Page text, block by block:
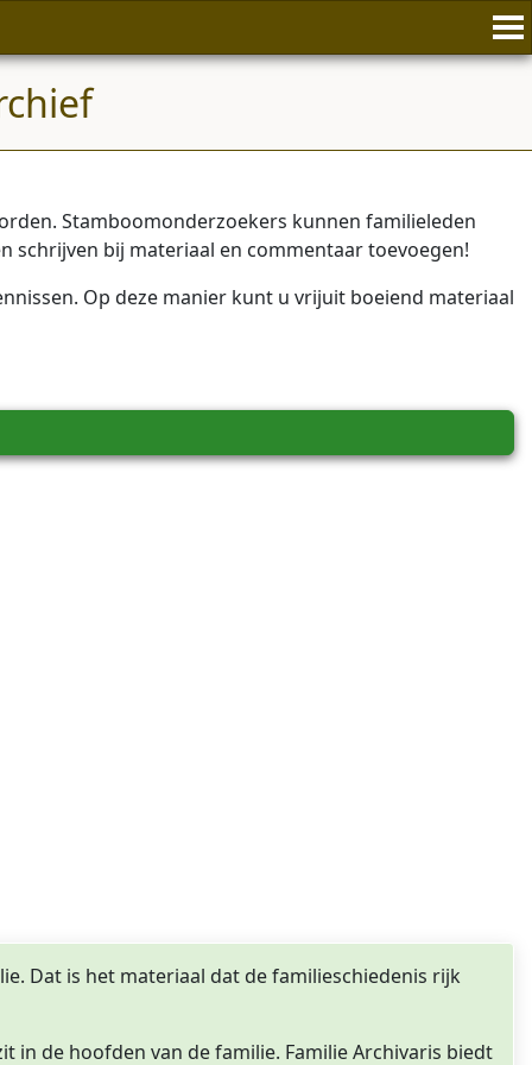
Stamboomonderzoekers kunnen familieleden
schrijven bij materiaal en commentaar toevoegen!
Op deze manier kunt u vrijuit boeiend materiaal
Dat is het materiaal dat de familieschiedenis rijk
in de hoofden van de familie. Familie Archivaris biedt